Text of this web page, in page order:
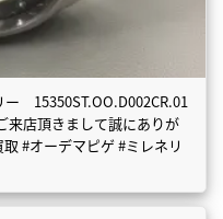
15350ST.OO.D002CR.01
来店頂きまして誠にありが
#オーデマピゲ #ミレネリ